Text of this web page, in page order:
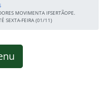
MOVIMENTA IFSERTÃOPE.
SEXTA-FEIRA (01/11)